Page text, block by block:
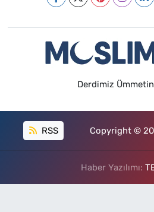
Derdimiz Ümmetin
RSS Copyright ©
Haber Yazılımı: